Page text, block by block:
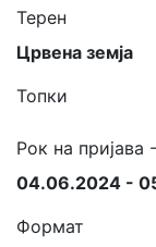
Терен
Црвена земја
Топки
Рок на пријава
04.06.2024 -
Формат